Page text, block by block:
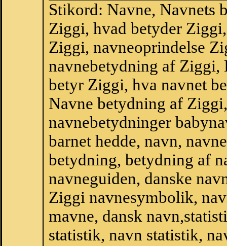
Stikord: Navne, Navnets
Ziggi, hvad betyder
Ziggi, navneoprindelse
navnebetydning af Ziggi,
betyr Ziggi, hva navnet
Navne betydning af
navnebetydninger
barnet hedde, navn,
betydning, betydning af
navneguiden, danske
Ziggi navnesymbolik,
mavne, dansk
statistik, navn statistik,